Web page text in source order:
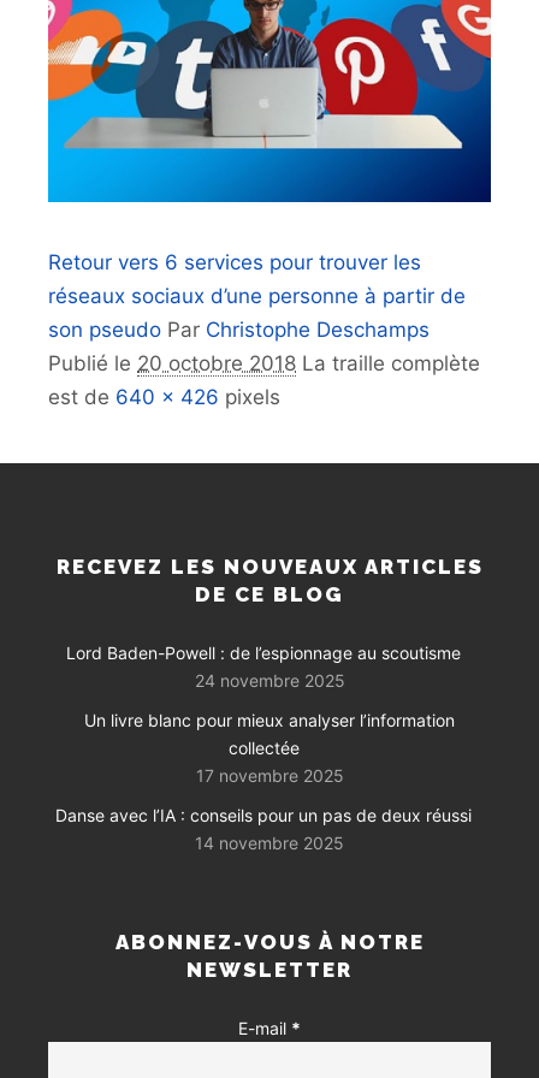
Retour vers 6 services pour trouver les
réseaux sociaux d’une personne à partir de
son pseudo Par Christophe Deschamps
Publié le 20 octobre 2018 La traille complète
est de 640 × 426 pixels
RECEVEZ LES NOUVEAUX ARTICLES
DE CE BLOG
Lord Baden-Powell : de l’espionnage au scoutisme
24 novembre 2025
Un livre blanc pour mieux analyser l’information
collectée
17 novembre 2025
Danse avec l’IA : conseils pour un pas de deux réussi
14 novembre 2025
ABONNEZ-VOUS À NOTRE
NEWSLETTER
E-mail *